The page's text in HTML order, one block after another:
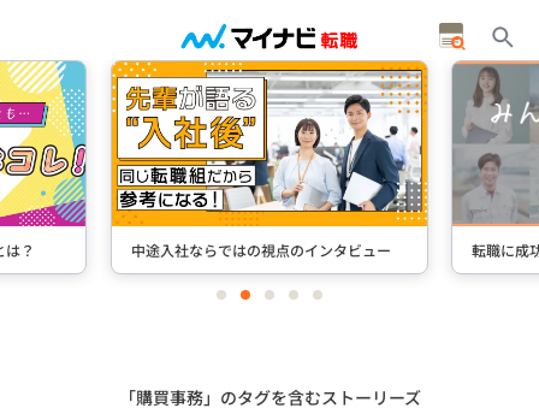
？ 中途入社ならではの視点のインタビュー 転職に成
itemitemitemitemitem
「購買事務」のタグを含むストーリーズ